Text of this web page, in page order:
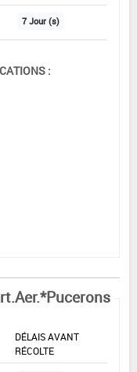
7 Jour (s)
:
DÉLAIS AVANT
RÉCOLTE